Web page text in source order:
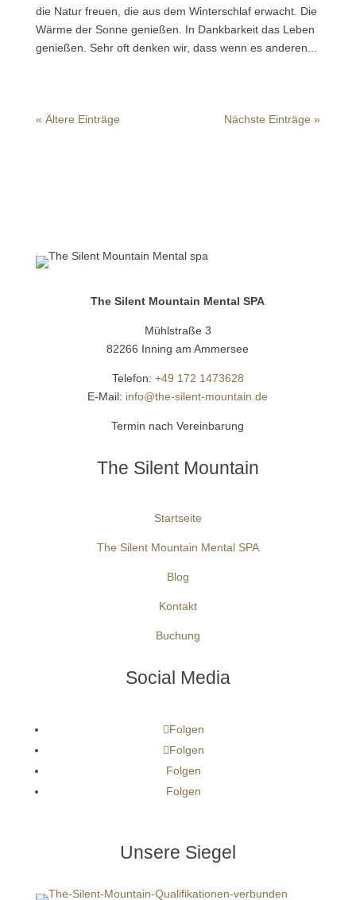
die Natur freuen, die aus dem Winterschlaf erwacht. Die
Wärme der Sonne genießen. In Dankbarkeit das Leben
genießen. Sehr oft denken wir, dass wenn es anderen...
« Ältere Einträge Nächste Einträge »
The Silent Mountain Mental SPA
Mühlstraße 3
82266 Inning am Ammersee
Telefon: +49 172 1473628
E-Mail: info@the-silent-mountain.de
Termin nach Vereinbarung
The Silent Mountain
Startseite
The Silent Mountain Mental SPA
Blog
Kontakt
Buchung
Social Media
Folgen
Folgen
Folgen
Folgen
Unsere Siegel